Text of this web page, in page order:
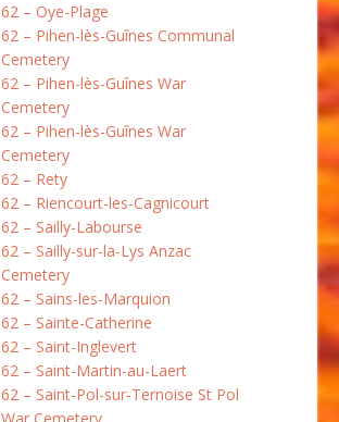
62 – Oye-Plage
62 – Pihen-lès-Guînes Communal
Cemetery
62 – Pihen-lès-Guînes War
Cemetery
62 – Pihen-lès-Guînes War
Cemetery
62 – Rety
62 – Riencourt-les-Cagnicourt
62 – Sailly-Labourse
62 – Sailly-sur-la-Lys Anzac
Cemetery
62 – Sains-les-Marquion
62 – Sainte-Catherine
62 – Saint-Inglevert
62 – Saint-Martin-au-Laert
62 – Saint-Pol-sur-Ternoise St Pol